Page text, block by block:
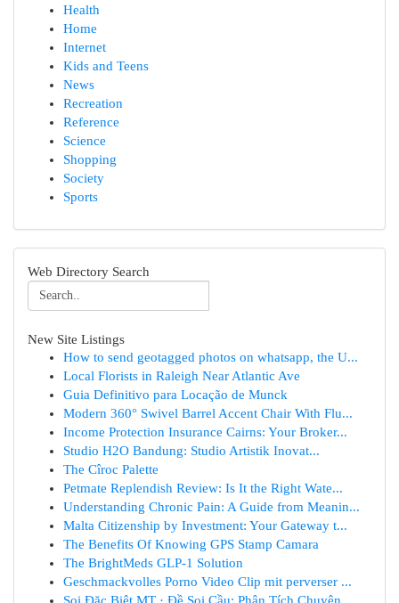
Health
Home
Internet
Kids and Teens
News
Recreation
Reference
Science
Shopping
Society
Sports
Web Directory Search
New Site Listings
How to send geotagged photos on whatsapp, the U...
Local Florists in Raleigh Near Atlantic Ave
Guia Definitivo para Locação de Munck
Modern 360° Swivel Barrel Accent Chair With Flu...
Income Protection Insurance Cairns: Your Broker...
Studio H2O Bandung: Studio Artistik Inovat...
The Cîroc Palette
Petmate Replendish Review: Is It the Right Wate...
Understanding Chronic Pain: A Guide from Meanin...
Malta Citizenship by Investment: Your Gateway t...
The Benefits Of Knowing GPS Stamp Camara
The BrightMeds GLP-1 Solution
Geschmackvolles Porno Video Clip mit perverser ...